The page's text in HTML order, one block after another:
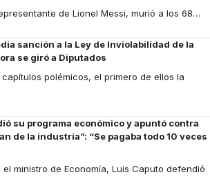
de Lionel Messi, murió a los 68…
sanción a la Ley de Inviolabilidad de la
se giró a Diputados
polémicos, el primero de ellos la
su programa económico y apuntó contra
de la industria”: “Se pagaba todo 10 veces
ministro de Economía, Luis Caputo defendió